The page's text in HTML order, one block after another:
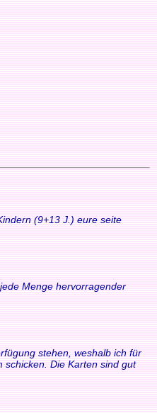
(9+13 J.) eure seite
Menge hervorragender
stehen, weshalb ich für
schicken. Die Karten sind gut